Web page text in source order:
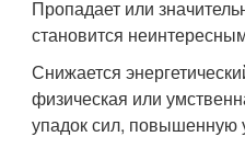
Пропадает или
становится
Снижается
физическая или
упадок сил, повышенную